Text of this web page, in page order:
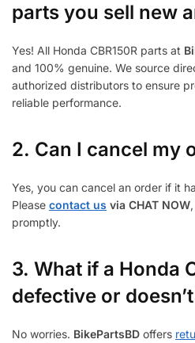
parts you sell new
Yes! All Honda CBR150R parts at
and 100% genuine. We source
authorized distributors to ensure
reliable performance.
2. Can I cancel my
Yes, you can cancel an order if it
Please contact us via CHAT NOW
promptly.
3. What if a Honda
defective or
No worries. BikePartsBD offers